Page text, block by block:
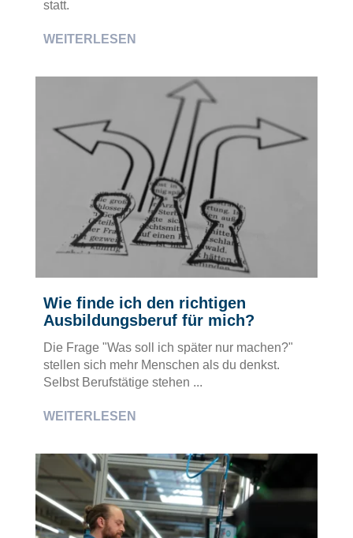
statt.
WEITERLESEN
Wie finde ich den richtigen
Ausbildungsberuf für mich?
Die Frage "Was soll ich später nur machen?"
stellen sich mehr Menschen als du denkst.
Selbst Berufstätige stehen ...
WEITERLESEN